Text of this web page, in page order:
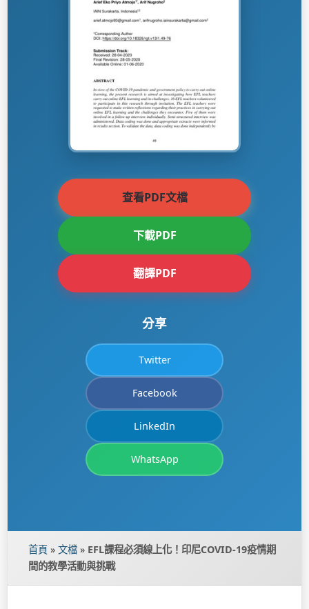
查看PDF文檔
下載PDF
翻譯PDF
分享
Twitter
Facebook
LinkedIn
WhatsApp
首頁 » 文檔 » EFL課程必須線上化！印尼COVID-19疫情期
間的教學活動與挑戰